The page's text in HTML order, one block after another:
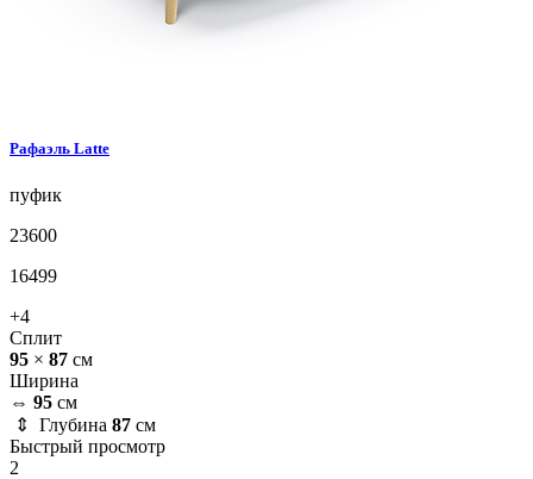
Рафаэль Latte
пуфик
23600
16499
+4
Сплит
95 × 87 см
Ширина
⇔ 95 см
⇕ Глубина 87 см
Быстрый просмотр
2